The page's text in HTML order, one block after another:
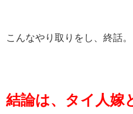
こんなやり取りをし、終話。
結論は、タイ人嫁